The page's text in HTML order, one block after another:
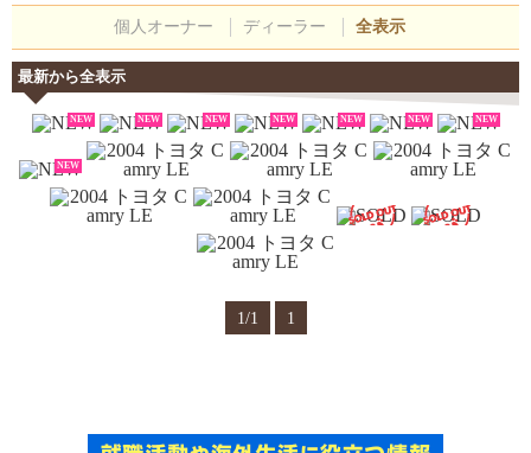
個人オーナー ディーラー 全表示
最新から全表示
NEW NEW NEW NEW NEW NEW NEW
NEW
1/1 1